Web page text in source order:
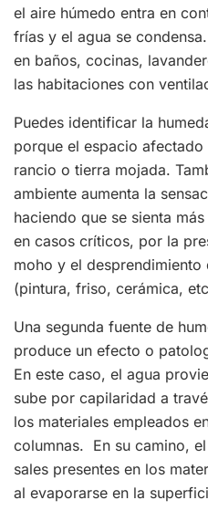
el aire húmedo entra en
frías y el agua se
en baños, cocinas,
las habitaciones con
Puedes identificar la
porque el espacio
rancio o tierra mojada.
ambiente aumenta la
haciendo que se sienta
en casos críticos, por la
moho y el
(pintura, friso, cerámica,
Una segunda fuente de
produce un efecto o
En este caso, el agua
sube por capilaridad a
los materiales empleados
columnas. En su camino,
sales presentes en los
al evaporarse en la